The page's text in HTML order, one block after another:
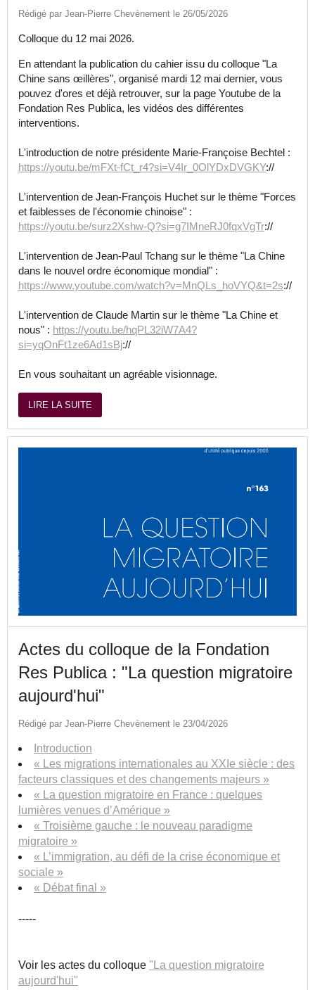
Rédigé par Jean-Pierre Chevènement le 26/05/2026
Colloque du 12 mai 2026.
En attendant la publication du cahier issu du colloque "La
Chine sans œillères", organisé mardi 12 mai dernier, vous
pouvez d'ores et déjà retrouver, sur la page Youtube de la
Fondation Res Publica, les vidéos des différentes
interventions.
L'introduction de notre présidente Marie-Françoise Bechtel :
https://youtu.be/mFXt-fCt_r4?si=V4Ir_0OlYDxDVGKY://
L'intervention de Jean-François Huchet sur le thème "Forces
et faiblesses de l'économie chinoise" :
https://youtu.be/surz2Xshw-Q?si=g7IMneRJ0fqxVgTr://
L'intervention de Jean-Paul Tchang sur le thème "La Chine
dans le nouvel ordre économique mondial" :
https://www.youtube.com/watch?v=MnQLs_hoVYQ&t=2s://
L'intervention de Claude Martin sur le thème "La Chine et
nous" : https://youtu.be/hqPL32iW7A4?
si=yqOnFt1ze6Ad1sBj://
En vous souhaitant un agréable visionnage.
LIRE LA SUITE
Actes du colloque de la Fondation
Res Publica : "La question migratoire
aujourd'hui"
Rédigé par Jean-Pierre Chevènement le 23/04/2026
Introduction
« Les migrations internationales au XXIe siècle : des
facteurs classiques et des changements majeurs »
« La question migratoire en France : quelques
lumières venues d’Amérique »
« Troisième gauche : le nouveau paradigme
migratoire »
« L’immigration, au défi de la crise économique et
sociale »
« Débat final »
-----
Voir les actes du colloque "La question migratoire
aujourd'hui"